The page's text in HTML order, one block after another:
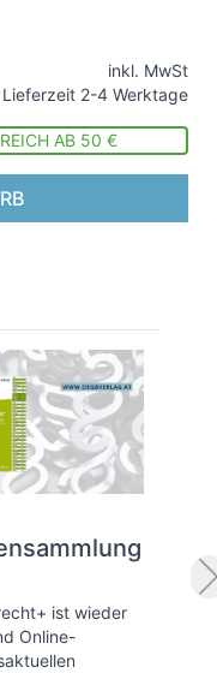
inkl. MwSt
Lieferzeit 2-4 Werktage
AB 50 €
ist wieder
Online-